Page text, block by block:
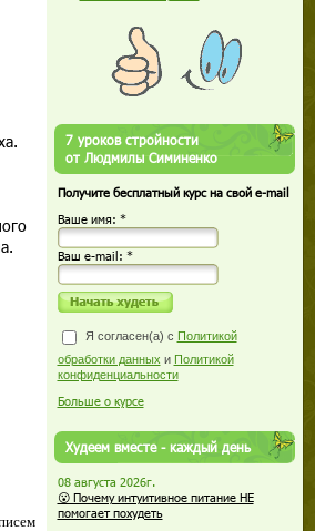
7 уроков стройности
от Людмилы Симиненко
Получите бесплатный курс на свой e-mail
Ваше имя: *
Ваш е-mail: *
Я согласен(а) с Политикой
обработки данных и Политикой
конфиденциальности
Больше о курсе
Худеем вместе - каждый день
08 августа 2026г.
😮 Почему интуитивное питание НЕ
помогает похудеть